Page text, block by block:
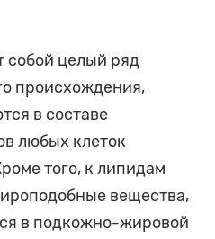
собой целый ряд
происхождения,
в составе
любых клеток
того, к липидам
вещества,
в подкожно-жировой